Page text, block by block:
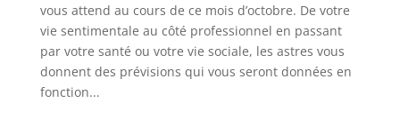
vous attend au cours de ce mois d’octobre. De votre
vie sentimentale au côté professionnel en passant
par votre santé ou votre vie sociale, les astres vous
donnent des prévisions qui vous seront données en
fonction...